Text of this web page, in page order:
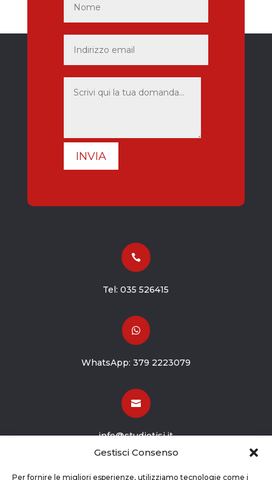
Gestisci Consenso
Per fornire le migliori esperienze, utilizziamo tecnologie come i
INVIA

Tel:035 526415

WhatsApp: 379 2223079

info@studiotisi.it
